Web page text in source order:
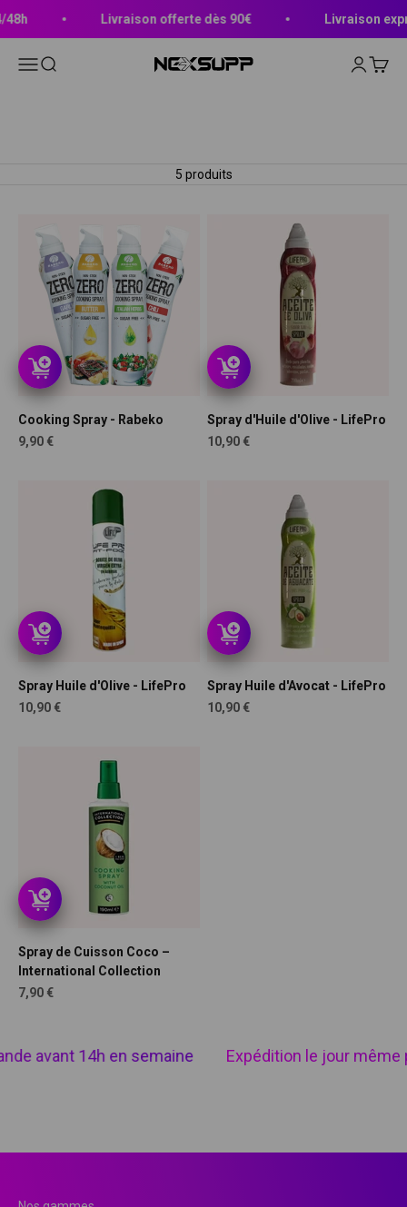
Livraison offerte dès 90€ Livraison
Ouvrir la navigation
Ouvrir la recherche Nexsupp Ouvrir le
Voir
5 produits
Cooking Spray - Rabeko
Prix de vente
9,90 €
Spray d'Huile d'Olive - LifePro
Prix de vente
10,90 €
Spray Huile d'Olive - LifePro
Prix de vente
10,90 €
Spray Huile d'Avocat - LifePro
Prix de vente
10,90 €
Spray de Cuisson Coco –
International Collection
Prix de vente
7,90 €
avant 14h en semaine Expédition le jour même